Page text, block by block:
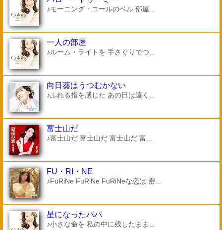
♪モーニング・コールのベル 部屋...
一人の部屋
♪ルーム・ライトを 手さぐりでつ...
向日葵はうつむかない
♪ふれる指を感じた あの日は遠く...
富士山だ
♪富士山だ 富士山だ 富士山だ 富...
FU・RI・NE
♪FuRiNe FuRiNe FuRiNeな恋は 密...
星になったパパ
♪小さな命を 私の中に残したまま...